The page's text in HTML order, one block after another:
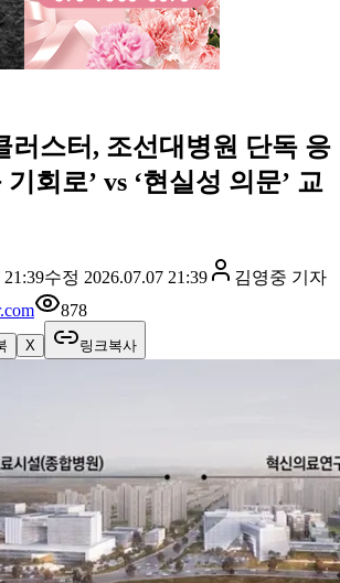
러스터, 조선대병원 단독 응
기회로’ vs ‘현실성 의문’ 교
21:39수정 2026.07.07 21:39 김영중 기자
878
X 링크복사